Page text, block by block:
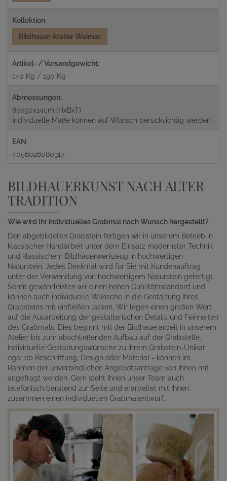
Kollektion:
Bildhauer Atelier Weimar
Artikel- / Versandgewicht:
140 Kg / 190 Kg
Abmessungen:
80x50x14cm (HxBxT)
Individuelle Maße können auf Wunsch berücksichtig werden
EAN:
4056026080317
BILDHAUERKUNST NACH ALTER
TRADITION
Wie wird Ihr individuelles Grabmal nach Wunsch hergestellt?
Den abgebildeten Grabstein fertigen wir in unserem Betrieb in
klassischer Handarbeit unter dem Einsatz modernster Technik
und klassischem Bildhauerwerkzeug in hochwertigen
Naturstein. Jedes Denkmal wird für Sie mit Kundenauftrag
unter der Verwendung von hochwertigem Naturstein gefertigt.
Somit gewährleisten wir einen hohen Qualitätsstandard und
können auch individuelle Wünsche in die Gestaltung Ihres
Grabsteins mit einfließen lassen. Wir legen einen großen Wert
auf die Ausarbeitung der gestalterischen Details und Feinheiten
des Grabmals. Dies beginnt mit der Bildhauerarbeit in unserem
Atelier bis zum abschließenden Aufbau auf der Grabstelle.
Individuelle Gestaltungswünsche zu Ihrem Grabstein-Unikat,
egal ob Beschriftung, Design oder Material - können im
Rahmen der unverbindlichen Angebotsanfrage von Ihnen mit
angefragt werden. Gern steht Ihnen unser Team auch
telefonisch beratend zur Seite und erarbeitet mit Ihnen
zusammen einen individuellen Grabmalentwurf.